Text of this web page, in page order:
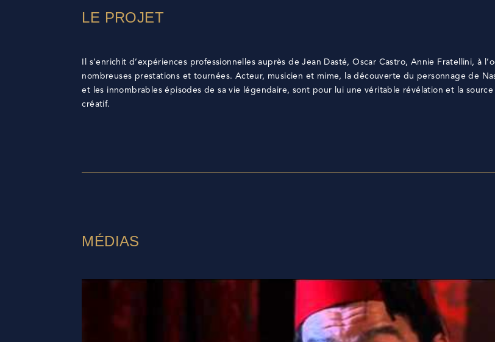
LE PROJET
Il s’enrichit d’expériences professionnelles auprès de Jean Dasté, Oscar Castro, Annie Fratellini, à
nombreuses prestations et tournées. Acteur, musicien et mime, la découverte du personnage de
et les innombrables épisodes de sa vie légendaire, sont pour lui une véritable révélation et la source
créatif.
MÉDIAS